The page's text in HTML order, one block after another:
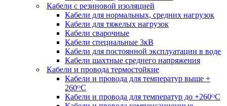
Кабели с резиновой изоляцией
Кабели для нормальных, средних нагрузок
Кабели для тяжелых нагрузок
Кабели сварочные
Кабели специальные 3кВ
Кабели для постоянной эксплуатации в воде
Кабели шахтные среднего напряжения
Кабели и провода термостойкие
Кабели и провода для температур выше +
260ᴼС
Кабели и провода для температур до +260ᴼС